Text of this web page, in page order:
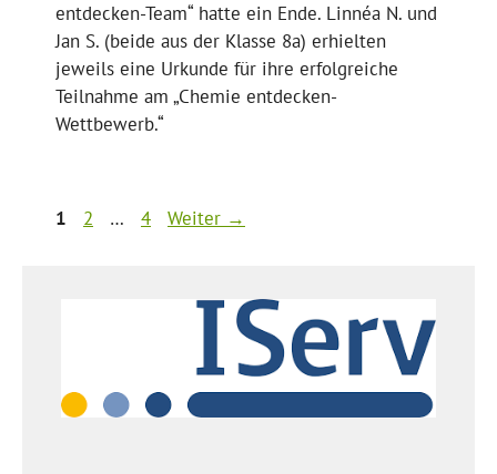
entdecken-Team“ hatte ein Ende. Linnéa N. und
Jan S. (beide aus der Klasse 8a) erhielten
jeweils eine Urkunde für ihre erfolgreiche
Teilnahme am „Chemie entdecken-
Wettbewerb.“
Seite
1 Seite
2 … Seite
4 Weiter →